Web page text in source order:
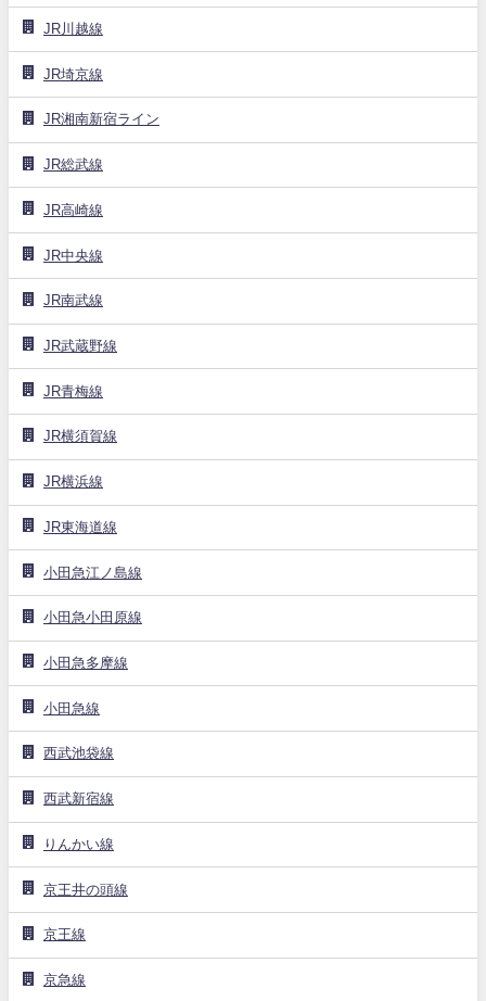
JR川越線
JR埼京線
JR湘南新宿ライン
JR総武線
JR高崎線
JR中央線
JR南武線
JR武蔵野線
JR青梅線
JR横須賀線
JR横浜線
JR東海道線
小田急江ノ島線
小田急小田原線
小田急多摩線
小田急線
西武池袋線
西武新宿線
りんかい線
京王井の頭線
京王線
京急線